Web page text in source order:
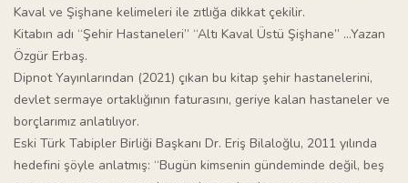
Kaval ve Şişhane kelimeleri ile zıtlığa dikkat çekilir.
Kitabın adı “Şehir Hastaneleri” “Altı Kaval Üstü Şişhane” …Yazan
Özgür Erbaş.
Dipnot Yayınlarından (2021) çıkan bu kitap şehir hastanelerini,
devlet sermaye ortaklığının faturasını, geriye kalan hastaneler ve
borçlarımız anlatılıyor.
Eski Türk Tabipler Birliği Başkanı Dr. Eriş Bilaloğlu, 2011 yılında
hedefini şöyle anlatmış: “Bugün kimsenin gündeminde değil, beş